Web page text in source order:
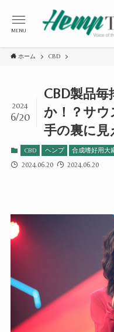
MENU
ホーム CBD
CBD製品
か！？サ
手の裏に見
2024
6/20
CBD ヘンプ 合成嗜好用大
2024.06.20 2024.06.20